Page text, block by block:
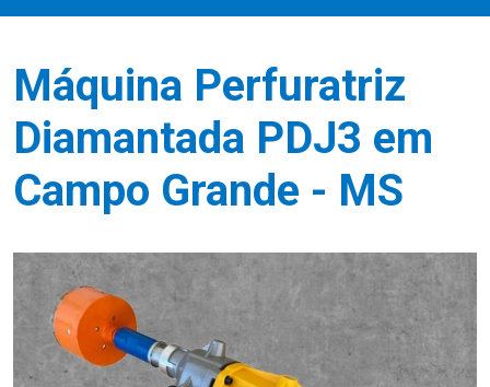
Máquina Perfuratriz
Diamantada PDJ3 em
Campo Grande - MS